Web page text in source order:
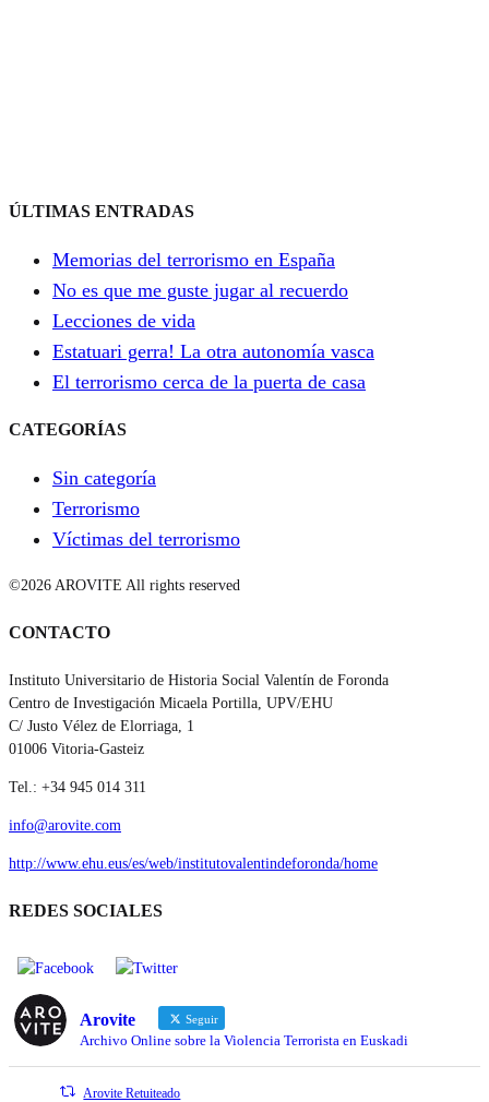
ÚLTIMAS ENTRADAS
Memorias del terrorismo en España
No es que me guste jugar al recuerdo
Lecciones de vida
Estatuari gerra! La otra autonomía vasca
El terrorismo cerca de la puerta de casa
CATEGORÍAS
Sin categoría
Terrorismo
Víctimas del terrorismo
©2026 AROVITE All rights reserved
CONTACTO
Instituto Universitario de Historia Social Valentín de Foronda
Centro de Investigación Micaela Portilla, UPV/EHU
C/ Justo Vélez de Elorriaga, 1
01006 Vitoria-Gasteiz
Tel.: +34 945 014 311
info@arovite.com
http://www.ehu.eus/es/web/institutovalentindeforonda/home
REDES SOCIALES
Arovite Seguir
Archivo Online sobre la Violencia Terrorista en Euskadi
Arovite Retuiteado